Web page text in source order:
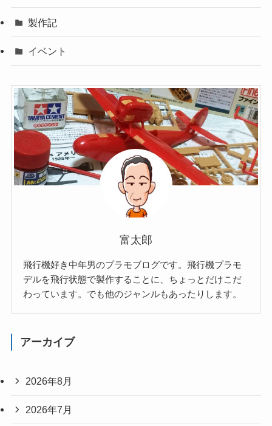
製作記
イベント
富太郎
飛行機好き中年男のプラモブログです。飛行機プラモ
デルを飛行状態で製作することに、ちょっとだけこだ
わっています。でも他のジャンルもあったりします。
アーカイブ
2026年8月
2026年7月